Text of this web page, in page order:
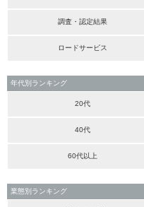
調査・認定結果
ロードサービス
年代別ランキング
20代
40代
60代以上
業態別ランキング